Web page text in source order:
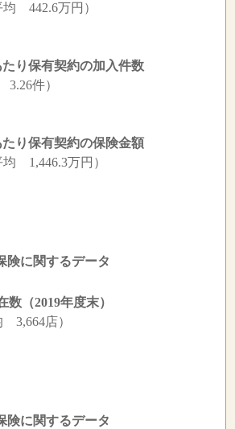
442.6万円）
り保有契約の加入件数
件）
り保有契約の保険金額
1,446.3万円）
保険に関するデータ
数（2019年度末）
3,664店）
保険に関するデータ